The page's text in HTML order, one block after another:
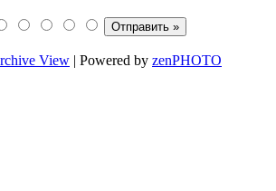
View | Powered by zenPHOTO